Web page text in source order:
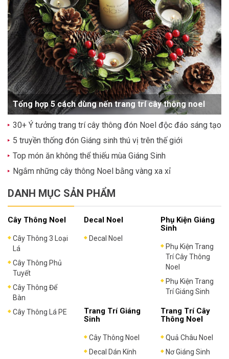
Tổng hợp 5 cách dùng nến trang trí cây thông noel
30+ Ý tưởng trang trí cây thông đón Noel độc đáo sáng tạo
5 truyền thống đón Giáng sinh thú vị trên thế giới
Top món ăn không thể thiếu mùa Giáng Sinh
Ngắm những cây thông Noel bằng vàng xa xỉ
DANH MỤC SẢN PHẨM
Cây Thông Noel
Cây Thông 3 Loại
Lá
Cây Thông Phủ
Tuyết
Cây Thông Để
Bàn
Cây Thông Lá PE
Decal Noel
Decal Noel
Phụ Kiện Giáng
Sinh
Phụ Kiện Trang
Trí Cây Thông
Noel
Phụ Kiện Trang
Trí Giáng Sinh
Trang Trí Giáng
Sinh
Cây Thông Noel
Decal Dán Kính
Trang Trí Cây
Thông Noel
Quả Châu Noel
Nơ Giáng Sinh